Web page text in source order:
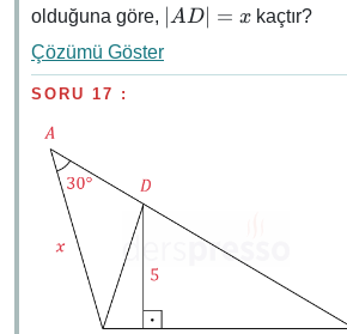
\quad
\abs{DC}
= 10
olduğuna göre, \abs{AD}
∣AD∣ = x kaçtır?
Çözümü Göster
SORU 17 :